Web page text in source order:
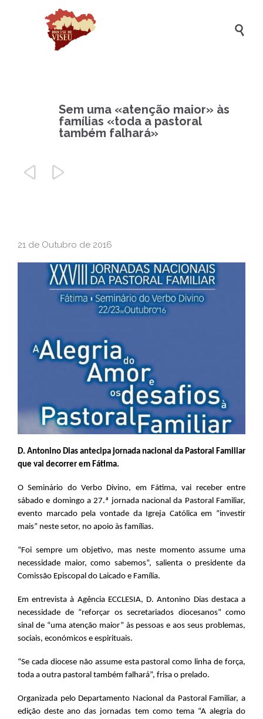

Sem uma «atenção maior» às
famílias «toda a pastoral
também falhará»
 
21 de Outubro de 2016
D. Antonino Dias antecipa jornada nacional da Pastoral Familiar
que vai decorrer em Fátima.
O Seminário do Verbo Divino, em Fátima, vai receber entre
sábado e domingo a 27.ª jornada nacional da Pastoral Familiar,
evento marcado pela vontade da Igreja Católica em “investir
mais” neste setor, no apoio às famílias.
“Foi sempre um objetivo, mas neste momento assume uma
necessidade maior, como sabemos”, salienta o presidente da
Comissão Episcopal do Laicado e Família.
Em entrevista à Agência ECCLESIA, D. Antonino Dias destaca a
necessidade de “reforçar os secretariados diocesanos” como
sinal de “uma atenção maior” às pessoas e aos seus problemas,
sociais, económicos e espirituais.
“Se cada diocese não assume esta pastoral como linha de força,
toda a outra pastoral também falhará”, frisa o prelado.
Organizada pelo Departamento Nacional da Pastoral Familiar, a
edição deste ano das jornadas tem como tema “A alegria do